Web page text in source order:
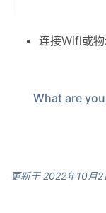
连接Wifl或
What are
更新于 2022年10月2